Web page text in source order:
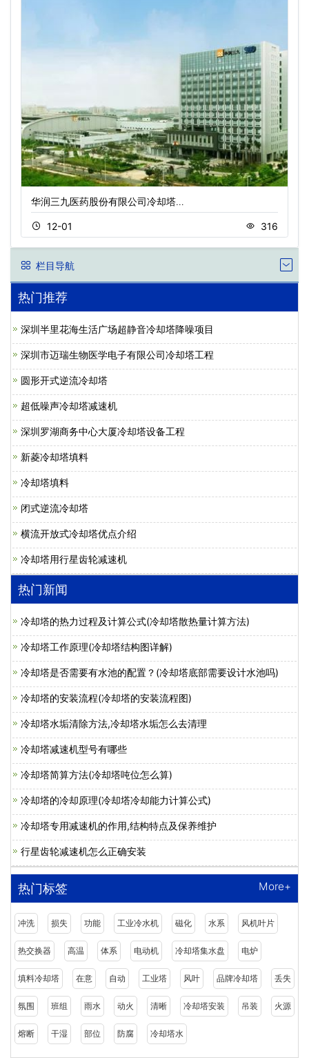
华润三九医药股份有限公司冷却塔…
12-01 316
栏目导航
热门推荐
深圳半里花海生活广场超静音冷却塔降噪项目
深圳市迈瑞生物医学电子有限公司冷却塔工程
圆形开式逆流冷却塔
超低噪声冷却塔减速机
深圳罗湖商务中心大厦冷却塔设备工程
新菱冷却塔填料
冷却塔填料
闭式逆流冷却塔
横流开放式冷却塔优点介绍
冷却塔用行星齿轮减速机
热门新闻
冷却塔的热力过程及计算公式(冷却塔散热量计算方法)
冷却塔工作原理(冷却塔结构图详解)
冷却塔是否需要有水池的配置？(冷却塔底部需要设计水池吗)
冷却塔的安装流程(冷却塔的安装流程图)
冷却塔水垢清除方法,冷却塔水垢怎么去清理
冷却塔减速机型号有哪些
冷却塔简算方法(冷却塔吨位怎么算)
冷却塔的冷却原理(冷却塔冷却能力计算公式)
冷却塔专用减速机的作用,结构特点及保养维护
行星齿轮减速机怎么正确安装
热门标签 More+
冲洗 损失 功能 工业冷水机 磁化 水系 风机叶片
热交换器 高温 体系 电动机 冷却塔集水盘 电炉
填料冷却塔 在意 自动 工业塔 风叶 品牌冷却塔 丢失
氛围 班组 雨水 动火 清晰 冷却塔安装 吊装 火源
熔断 干湿 部位 防腐 冷却塔水